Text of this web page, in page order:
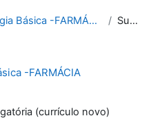
Farmacologia Básica -FARMÁCIA (FAR04007) Sumário
-FARMÁCIA
(currículo novo)